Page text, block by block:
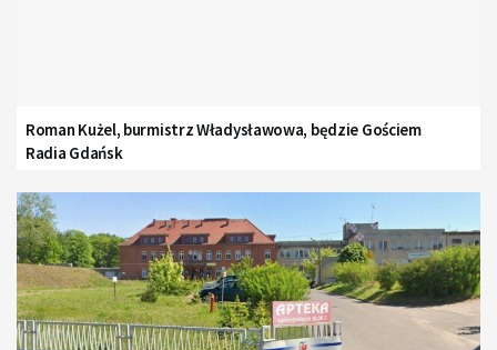
Roman Kużel, burmistrz Władysławowa, będzie Gościem
Radia Gdańsk